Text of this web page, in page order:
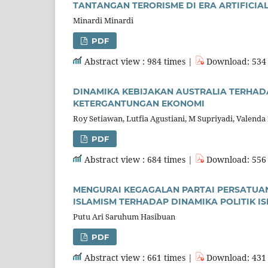
TANTANGAN TERORISME DI ERA
Minardi Minardi
PDF
Abstract view : 984 times | Download:
DINAMIKA KEBIJAKAN AUSTRALIA
KETERGANTUNGAN EKONOMI
Roy Setiawan, Lutfia Agustiani, M Supriyadi,
PDF
Abstract view : 684 times | Download:
MENGURAI KEGAGALAN PARTAI
ISLAMISM TERHADAP DINAMIKA POLITIK
Putu Ari Saruhum Hasibuan
PDF
Abstract view : 661 times | Download: